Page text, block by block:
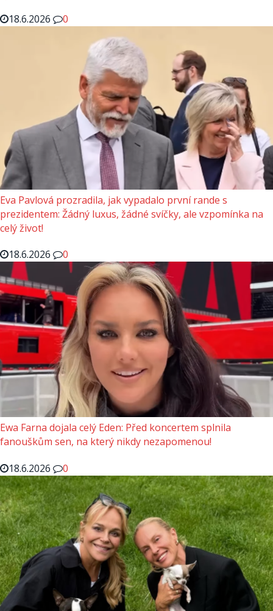
18.6.2026
0
Eva Pavlová prozradila, jak vypadalo první rande s
prezidentem: Žádný luxus, žádné svíčky, ale vzpomínka na
celý život!
18.6.2026
0
Ewa Farna dojala celý Eden: Před koncertem splnila
fanouškům sen, na který nikdy nezapomenou!
18.6.2026
0